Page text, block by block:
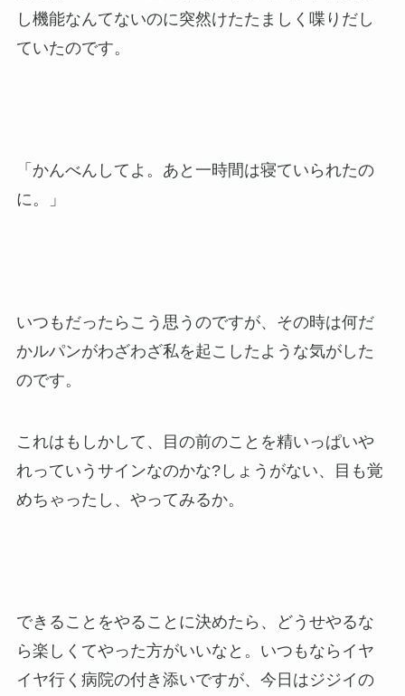
し機能なんてないのに突然けたたましく喋りだし
ていたのです。
「かんべんしてよ。あと一時間は寝ていられたの
に。」
いつもだったらこう思うのですが、その時は何だ
かルパンがわざわざ私を起こしたような気がした
のです。
これはもしかして、目の前のことを精いっぱいや
れっていうサインなのかな?しょうがない、目も覚
めちゃったし、やってみるか。
できることをやることに決めたら、どうせやるな
ら楽しくてやった方がいいなと。いつもならイヤ
イヤ行く病院の付き添いですが、今日はジジイの